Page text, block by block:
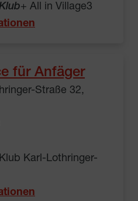
+ All in Village3
für Anfäger
Straße 32,
Karl-Lothringer-